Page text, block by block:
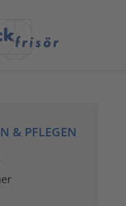
& PFLEGEN